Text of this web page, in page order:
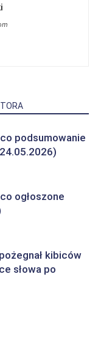
podsumowanie
ogłoszone
kibiców
słowa po